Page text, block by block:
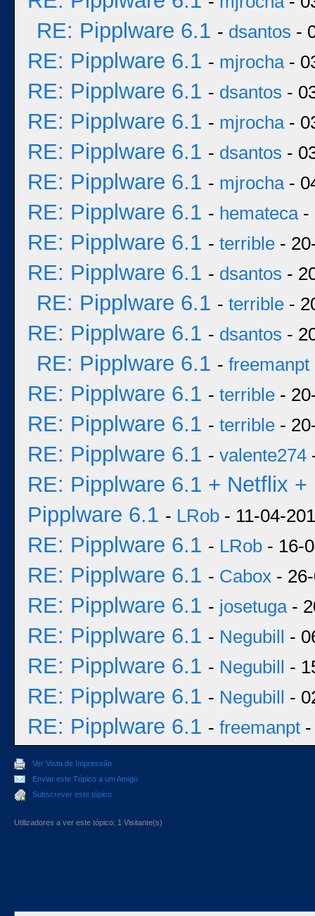
RE: Pipplware 6.1 - dsantos -
RE: Pipplware 6.1 - mjrocha-
RE: Pipplware 6.1 - dsantos -
RE: Pipplware 6.1 - mjrocha-
RE: Pipplware 6.1 - dsantos -
RE: Pipplware 6.1 - mjrocha-
RE: Pipplware 6.1 - hemateca-
RE: Pipplware 6.1 - terrible -
RE: Pipplware 6.1 - dsantos -
RE: Pipplware 6.1 - terrible -
RE: Pipplware 6.1 - dsantos -
RE: Pipplware 6.1 - freemanpt
RE: Pipplware 6.1 - terrible -
RE: Pipplware 6.1 - terrible -
RE: Pipplware 6.1 - valente274
RE: Pipplware 6.1 + Netflix +
Pipplware 6.1 - LRob - 11-04-
RE: Pipplware 6.1 - LRob - 16-
RE: Pipplware 6.1 - Cabox -
RE: Pipplware 6.1 - josetuga-
RE: Pipplware 6.1 - Negubill -
RE: Pipplware 6.1 - Negubill -
RE: Pipplware 6.1 - Negubill -
RE: Pipplware 6.1 - freemanpt
Ver Vista de Impressão
Enviar este Tópico a um Amigo
Subscrever este tópico
Utilizadores a ver este tópico: 1 Visitante(s)